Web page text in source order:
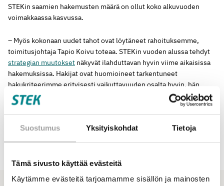
Suostumus Yksityiskohdat Tietoja
Tämä sivusto käyttää evästeitä
Käytämme evästeitä tarjoamamme sisällön ja mainosten
STEKin saamien hakemusten määrä on ollut koko alkuvuoden
voimakkaassa kasvussa.
– Myös kokonaan uudet tahot ovat löytäneet rahoituksemme,
toimitusjohtaja Tapio Koivu toteaa. STEKin vuoden alussa tehdyt
strategian muutokset näkyvät ilahduttavan hyvin viime aikaisissa
hakemuksissa. Hakijat ovat huomioineet tarkentuneet
hakukriteerimme erityisesti vaikuttavuuden osalta hyvin, hän
sanoo.
elokuun puolen välin tienoilla. Loppuvuoden osalta hakemusten
jättöpäivät ja käsittelyaikataulu on julkaistusivuillamme.